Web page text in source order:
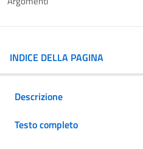
INDICE DELLA PAGINA
Descrizione
Testo completo